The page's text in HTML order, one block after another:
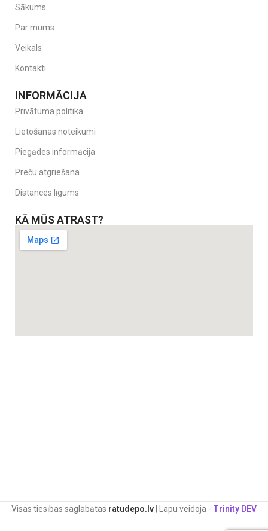
Sākums
Par mums
Veikals
Kontakti
INFORMĀCIJA
Privātuma politika
Lietošanas noteikumi
Piegādes informācija
Preču atgriešana
Distances līgums
KĀ MŪS ATRAST?
Visas tiesības saglabātas ratudepo.lv | Lapu veidoja - Trinity DEV